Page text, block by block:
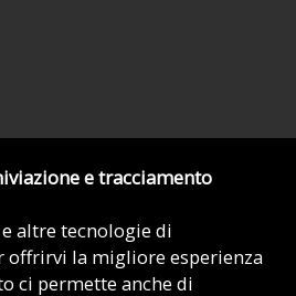
CHE SOFFRE (ACN)
e tracciamento
altre tecnologie di
offrirvi la migliore esperienza
ci permette anche di